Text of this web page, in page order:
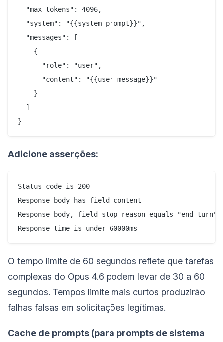
  "max_tokens": 4096,
  "system": "{{system_prompt}}",
  "messages": [
    {
      "role": "user",
      "content": "{{user_message}}"
    }
  ]
Adicione asserções:
Status code is 200
Response body has field content
Response body, field stop_reason equals "end_turn"
O tempo limite de 60 segundos reflete que tarefas
complexas do Opus 4.6 podem levar de 30 a 60
segundos. Tempos limite mais curtos produzirão
falhas falsas em solicitações legítimas.
Cache de prompts (para prompts de sistema